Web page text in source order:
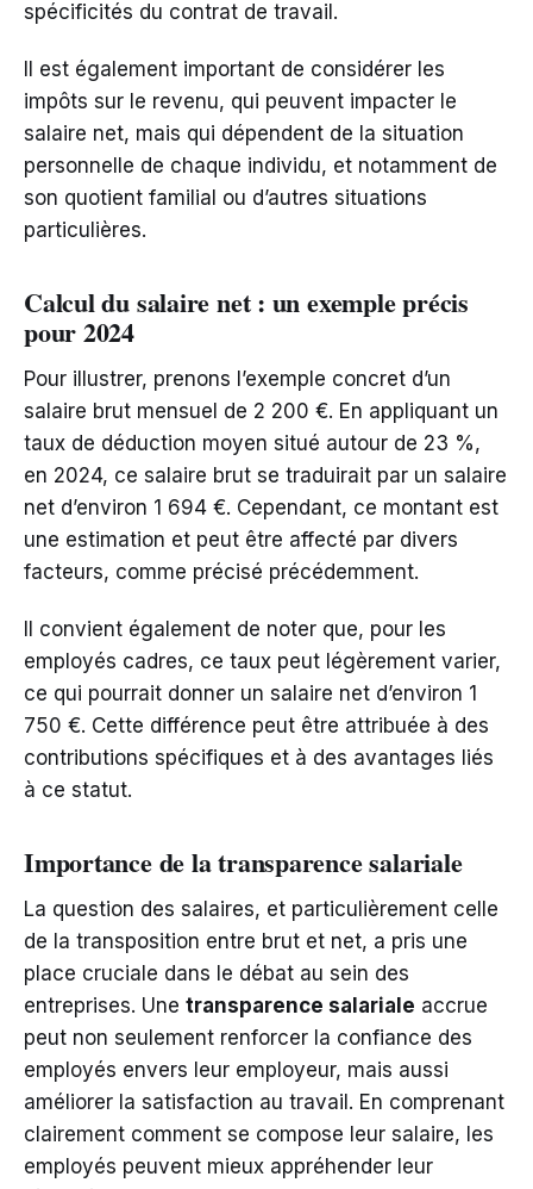
spécificités du contrat de travail.
Il est également important de considérer les
impôts sur le revenu, qui peuvent impacter le
salaire net, mais qui dépendent de la situation
personnelle de chaque individu, et notamment de
son quotient familial ou d’autres situations
particulières.
Calcul du salaire net : un exemple précis
pour 2024
Pour illustrer, prenons l’exemple concret d’un
salaire brut mensuel de 2 200 €. En appliquant un
taux de déduction moyen situé autour de 23 %,
en 2024, ce salaire brut se traduirait par un salaire
net d’environ 1 694 €. Cependant, ce montant est
une estimation et peut être affecté par divers
facteurs, comme précisé précédemment.
Il convient également de noter que, pour les
employés cadres, ce taux peut légèrement varier,
ce qui pourrait donner un salaire net d’environ 1
750 €. Cette différence peut être attribuée à des
contributions spécifiques et à des avantages liés
à ce statut.
Importance de la transparence salariale
La question des salaires, et particulièrement celle
de la transposition entre brut et net, a pris une
place cruciale dans le débat au sein des
entreprises. Une transparence salariale accrue
peut non seulement renforcer la confiance des
employés envers leur employeur, mais aussi
améliorer la satisfaction au travail. En comprenant
clairement comment se compose leur salaire, les
employés peuvent mieux appréhender leur